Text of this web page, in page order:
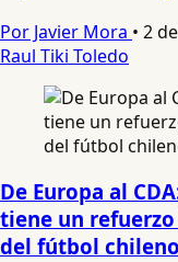
Por Javier Mora • 2
Raul Tiki Toledo
De Europa al
tiene un
del fútbol chileno